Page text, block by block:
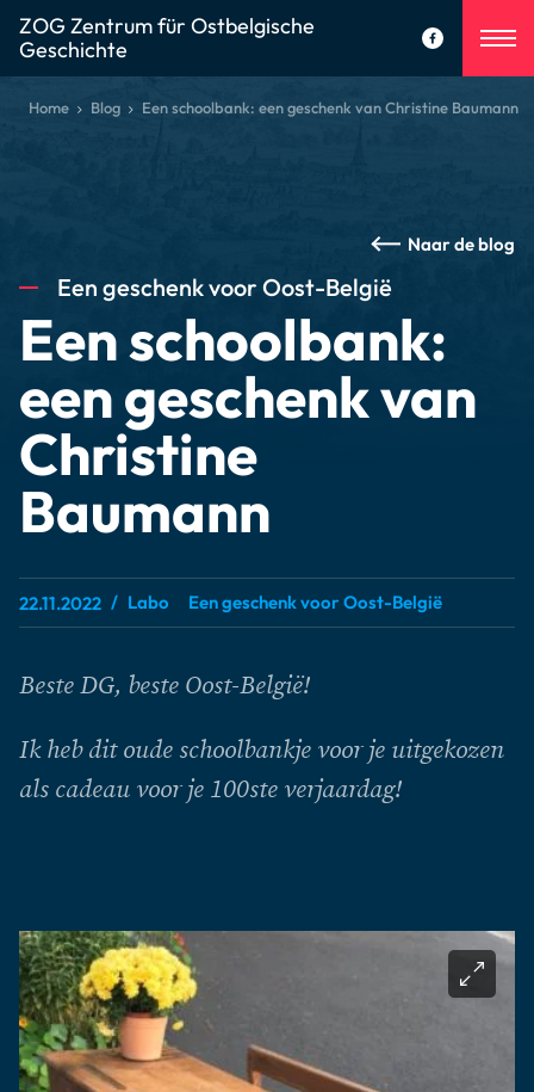
ZOG Zentrum für Ostbelgische
Geschichte
Home Blog Een schoolbank: een geschenk van Christine Baumann
Naar de blog
Een geschenk voor Oost-België
Een schoolbank:
een geschenk van
Christine
Baumann
22.11.2022 Labo Een geschenk voor Oost-België
Beste DG, beste Oost-België!
Ik heb dit oude schoolbankje voor je uitgekozen
als cadeau voor je 100ste verjaardag!